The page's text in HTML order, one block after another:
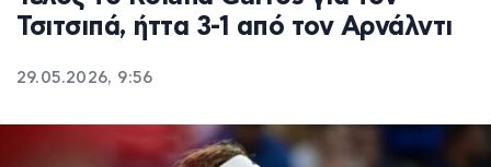
Τσιτσιπά, ήττα 3-1 από τον Αρνάλντι
29.05.2026, 9:56